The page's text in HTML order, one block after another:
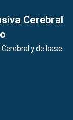
Cerebral
y de base